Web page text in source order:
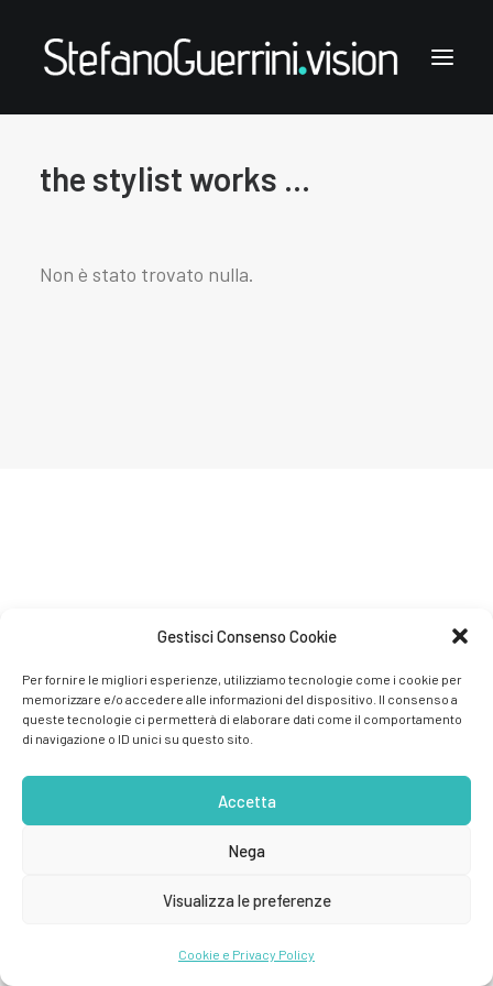
Gestisci Consenso Cookie
Per fornire le migliori esperienze, utilizziamo tecnologie come i cookie per
memorizzare e/o accedere alle informazioni del dispositivo. Il consenso a
queste tecnologie ci permetterà di elaborare dati come il comportamento
di navigazione o ID unici su questo sito.
Accetta
Nega
Visualizza le preferenze
Cookie e Privacy Policy
Stefano Guerrini
the style notes
the stylist works ...
Non è stato trovato nulla.